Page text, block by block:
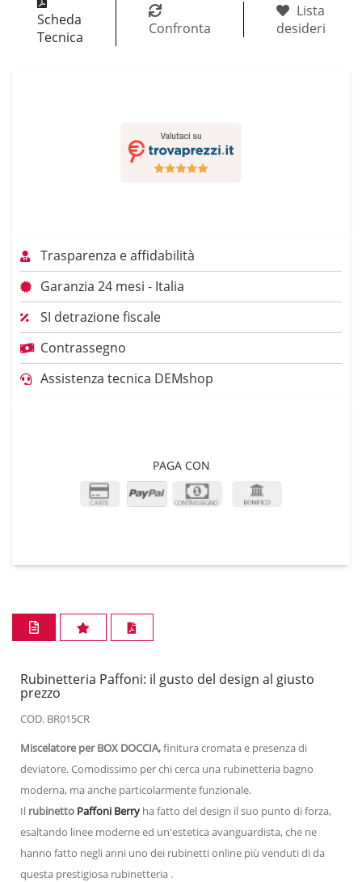
Scheda
Tecnica
Confronta
Lista
desideri
Trasparenza e affidabilità
Garanzia 24 mesi - Italia
SI detrazione fiscale
Contrassegno
Assistenza tecnica DEMshop
PAGA CON
Rubinetteria Paffoni: il gusto del design al giusto
prezzo
COD. BR015CR
Miscelatore per BOX DOCCIA,finitura cromata e presenza di
deviatore. Comodissimo per chi cerca una rubinetteria bagno
moderna, ma anche particolarmente funzionale.
Il rubinetto Paffoni Berry ha fatto del design il suo punto di forza,
esaltando linee moderne ed un'estetica avanguardista, che ne
hanno fatto negli anni uno dei rubinetti online più venduti di da
questa prestigiosa rubinetteria .